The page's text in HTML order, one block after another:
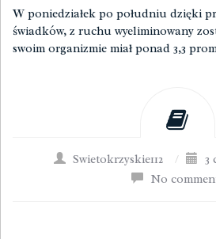
W poniedziałek po południu dzięki
świadków, z ruchu wyeliminowany
swoim organizmie miał ponad 3,3
Swietokrzyskie112 / 3
No